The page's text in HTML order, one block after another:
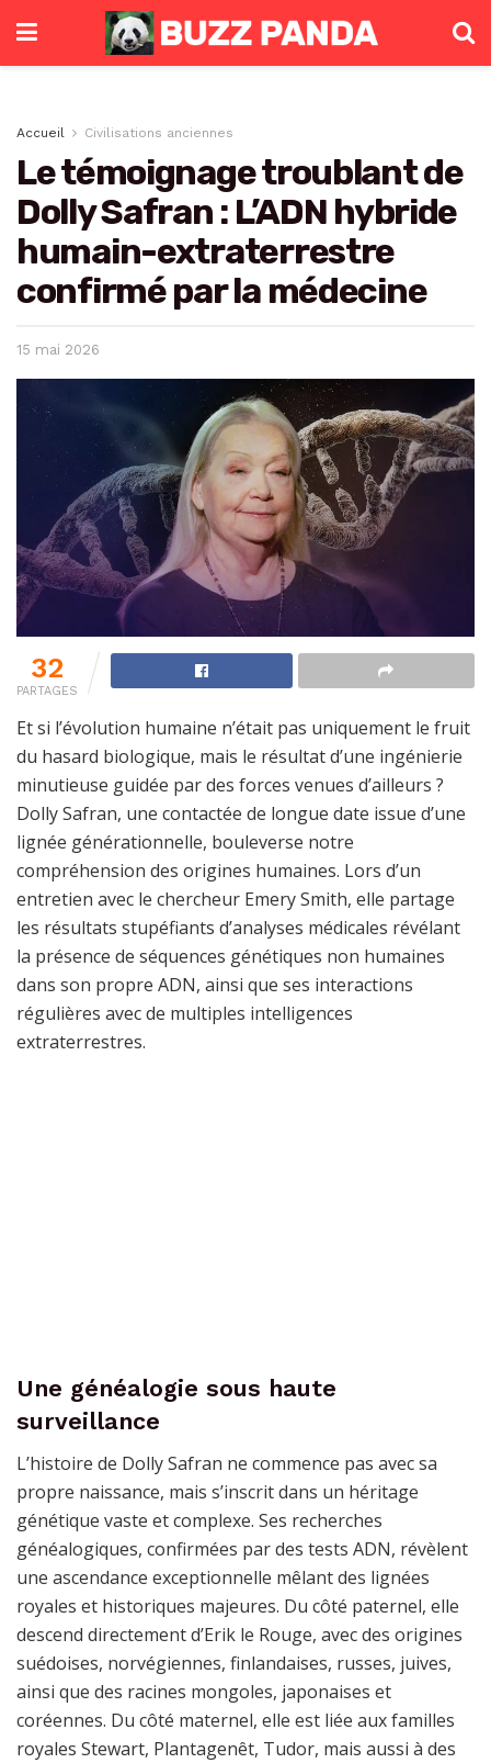
Accueil Civilisations anciennes
Le témoignage troublant de
Dolly Safran : L’ADN hybride
humain-extraterrestre
confirmé par la médecine
15 mai 2026
32
PARTAGES
Et si l’évolution humaine n’était pas uniquement le fruit
du hasard biologique, mais le résultat d’une ingénierie
minutieuse guidée par des forces venues d’ailleurs ?
Dolly Safran, une contactée de longue date issue d’une
lignée générationnelle, bouleverse notre
compréhension des origines humaines. Lors d’un
entretien avec le chercheur Emery Smith, elle partage
les résultats stupéfiants d’analyses médicales révélant
la présence de séquences génétiques non humaines
dans son propre ADN, ainsi que ses interactions
régulières avec de multiples intelligences
extraterrestres.
Une généalogie sous haute
surveillance
L’histoire de Dolly Safran ne commence pas avec sa
propre naissance, mais s’inscrit dans un héritage
génétique vaste et complexe. Ses recherches
généalogiques, confirmées par des tests ADN, révèlent
une ascendance exceptionnelle mêlant des lignées
royales et historiques majeures. Du côté paternel, elle
descend directement d’Erik le Rouge, avec des origines
suédoises, norvégiennes, finlandaises, russes, juives,
ainsi que des racines mongoles, japonaises et
coréennes. Du côté maternel, elle est liée aux familles
royales Stewart, Plantagenêt, Tudor, mais aussi à des